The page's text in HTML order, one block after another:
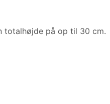
totalhøjde på op til 30 cm.